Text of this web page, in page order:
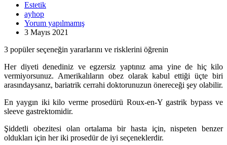
Estetik
ayhop
Yorum yapılmamış
3 Mayıs 2021
3 popüler seçeneğin yararlarını ve risklerini öğrenin
Her diyeti denediniz ve egzersiz yaptınız ama yine de hiç kilo
vermiyorsunuz. Amerikalıların obez olarak kabul ettiği üçte biri
arasındaysanız, bariatrik cerrahi doktorunuzun önereceği şey olabilir.
En yaygın iki kilo verme prosedürü Roux-en-Y gastrik bypass ve
sleeve gastrektomidir.
Şiddetli obezitesi olan ortalama bir hasta için, nispeten benzer
oldukları için her iki prosedür de iyi seçeneklerdir.